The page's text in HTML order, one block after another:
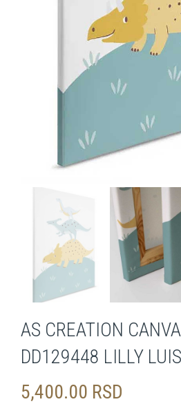
AS CREATION
DD129448 LILLY LUIS
5,400.00 RSD